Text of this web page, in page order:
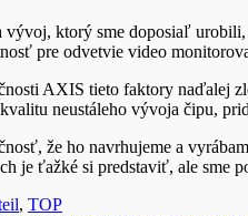
vývoj, ktorý sme doposiaľ
pre odvetvie video
AXIS tieto faktory naďalej
neustáleho vývoja čipu,
že ho navrhujeme a
je ťažké si predstaviť, ale sme
, TOP